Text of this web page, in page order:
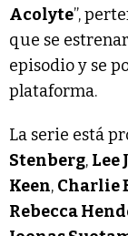
Acolyte”,
que se
episodio y se
plataforma.
La serie está
Stenberg, Lee
Keen, Charlie
Rebecca